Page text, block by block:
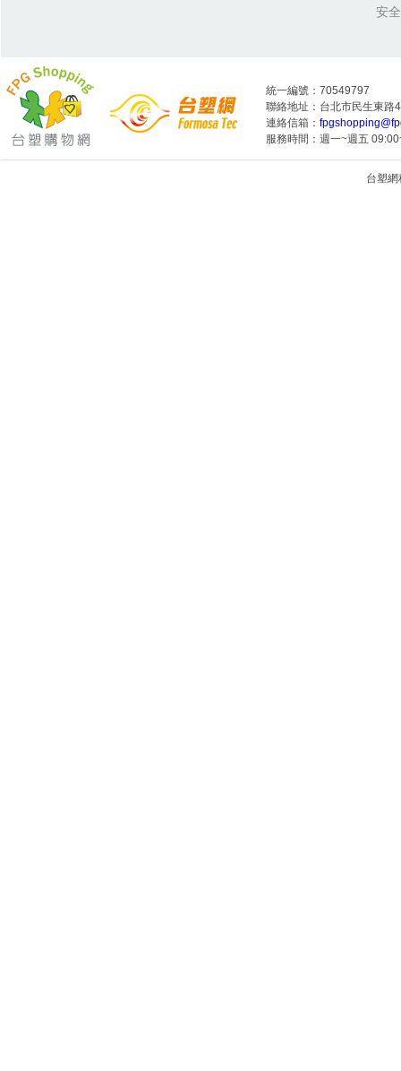
安
統一編號：70549797
聯絡地址：台北市民生東路
連絡信箱：
服務時間：週一~週五
台塑